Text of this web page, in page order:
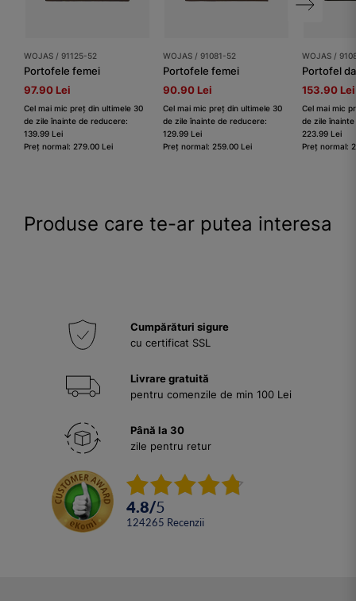
WOJAS / 91125-52
Portofele femei
97.90 Lei
Cel mai mic preț din ultimele 30
de zile înainte de reducere:
139.99 Lei
Preț normal: 279.00 Lei
WOJAS / 91081-52
Portofele femei
90.90 Lei
Cel mai mic preț din ultimele 30
de zile înainte de reducere:
129.99 Lei
Preț normal: 259.00 Lei
WOJAS /
153.90 Lei
Cel mai mic
de zile
223.99 Lei
Preț normal:
Produse care te-ar putea interesa
Cumpărături sigure
cu certificat SSL
Livrare gratuită
pentru comenzile de min 100 Lei
Până la 30
zile pentru retur
4.8/5
124265 Recenzii